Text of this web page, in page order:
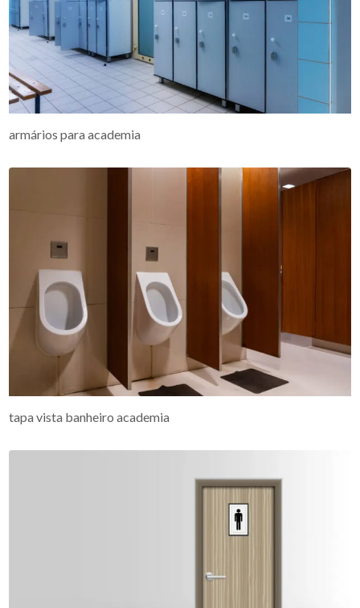
armários para academia
tapa vista banheiro academia